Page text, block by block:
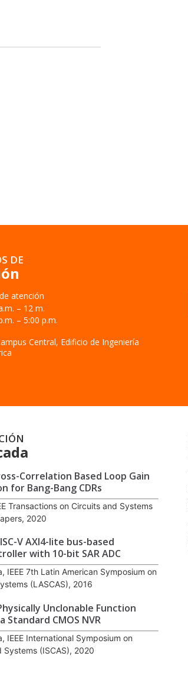
DE
atención
– 12 m.
– 5:00 p.m.
Central, Edificio de Ingeniería
Correlation Based Loop Gain
for Bang-Bang CDRs
Transactions on Circuits and Systems
2020
V AXI4-lite bus-based
with 10-bit SAR ADC
IEEE 7th Latin American Symposium on
(LASCAS), 2016
Unclonable Function
Standard CMOS NVR
IEEE International Symposium on
Systems (ISCAS), 2020